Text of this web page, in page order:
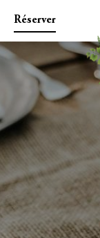
Réserver